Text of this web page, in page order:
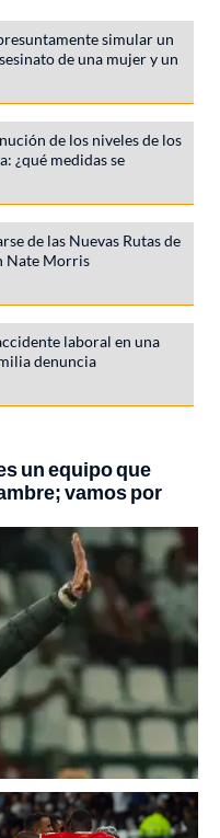
simular un
de una mujer y un
de los niveles de los
¿qué medidas se
de las Nuevas Rutas de
Nate Morris
laboral en una
denuncia
un equipo que
vamos por